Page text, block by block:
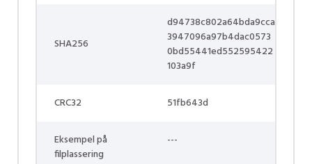
SHA256
d94738c802a64bda9cca
3947096a97b4dac0573
0bd55441ed552595422
103a9f
CRC32 51fb643d
Eksempel på
filplassering
---